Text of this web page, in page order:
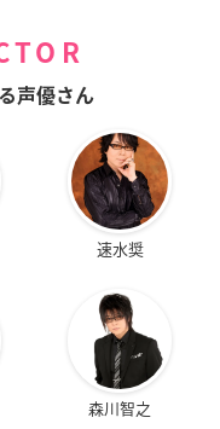
声優さん
速水奨
森川智之